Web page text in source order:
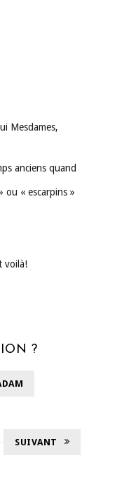
Mesdames,
anciens quand
ou « escarpins »
voilà!
?
SUIVANT